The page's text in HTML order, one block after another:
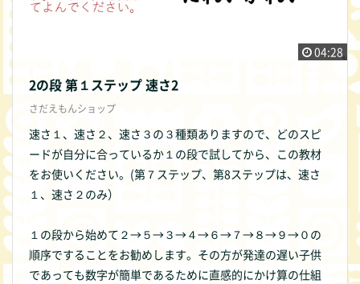
04:28
2の段 第１ステップ 速さ2
さだえもんショップ
速さ１、速さ２、速さ３の３種類ありますので、どのスピ
ードが自分に合っているか１の段で試してから、この教材
をお使いください。(第７ステップ、第8ステップは、速さ
１、速さ２のみ）
１の段から始めて２→５→３→４→６→７→８→９→０の
順序ですることをお勧めします。その方が発達の遅い子供
であっても数字が簡単であるために直感的にかけ算の仕組